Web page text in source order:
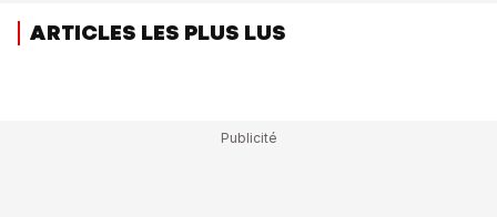
ARTICLES LES PLUS LUS